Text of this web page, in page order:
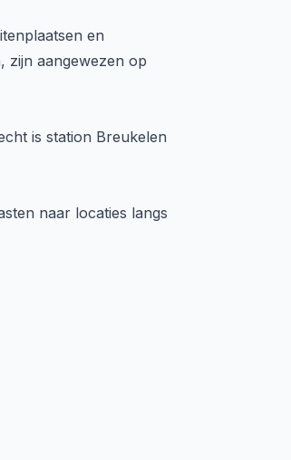
en
zijn aangewezen op
is station Breukelen
naar locaties langs